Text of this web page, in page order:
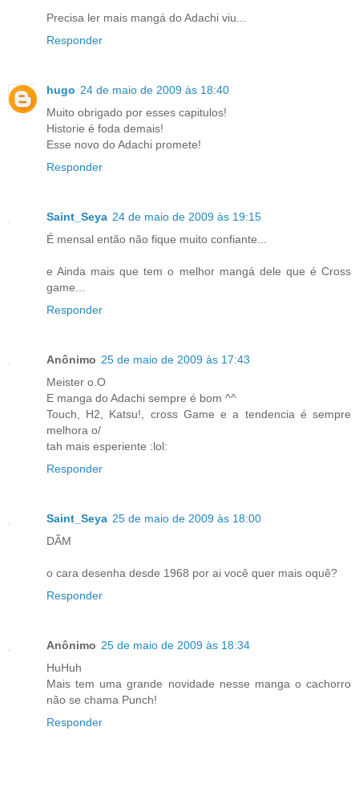
Precisa ler mais mangá do Adachi viu...
Responder
hugo 24 de maio de 2009 às 18:40
Muito obrigado por esses capitulos!
Historie é foda demais!
Esse novo do Adachi promete!
Responder
Saint_Seya 24 de maio de 2009 às 19:15
É mensal então não fique muito confiante...
e Ainda mais que tem o melhor mangá dele que é Cross
game...
Responder
Anônimo 25 de maio de 2009 às 17:43
Meister o.O
E manga do Adachi sempre é bom ^^
Touch, H2, Katsu!, cross Game e a tendencia é sempre
melhora o/
tah mais esperiente :lol:
Responder
Saint_Seya 25 de maio de 2009 às 18:00
DÃM
o cara desenha desde 1968 por ai você quer mais oquê?
Responder
Anônimo 25 de maio de 2009 às 18:34
HuHuh
Mais tem uma grande novidade nesse manga o cachorro
não se chama Punch!
Responder